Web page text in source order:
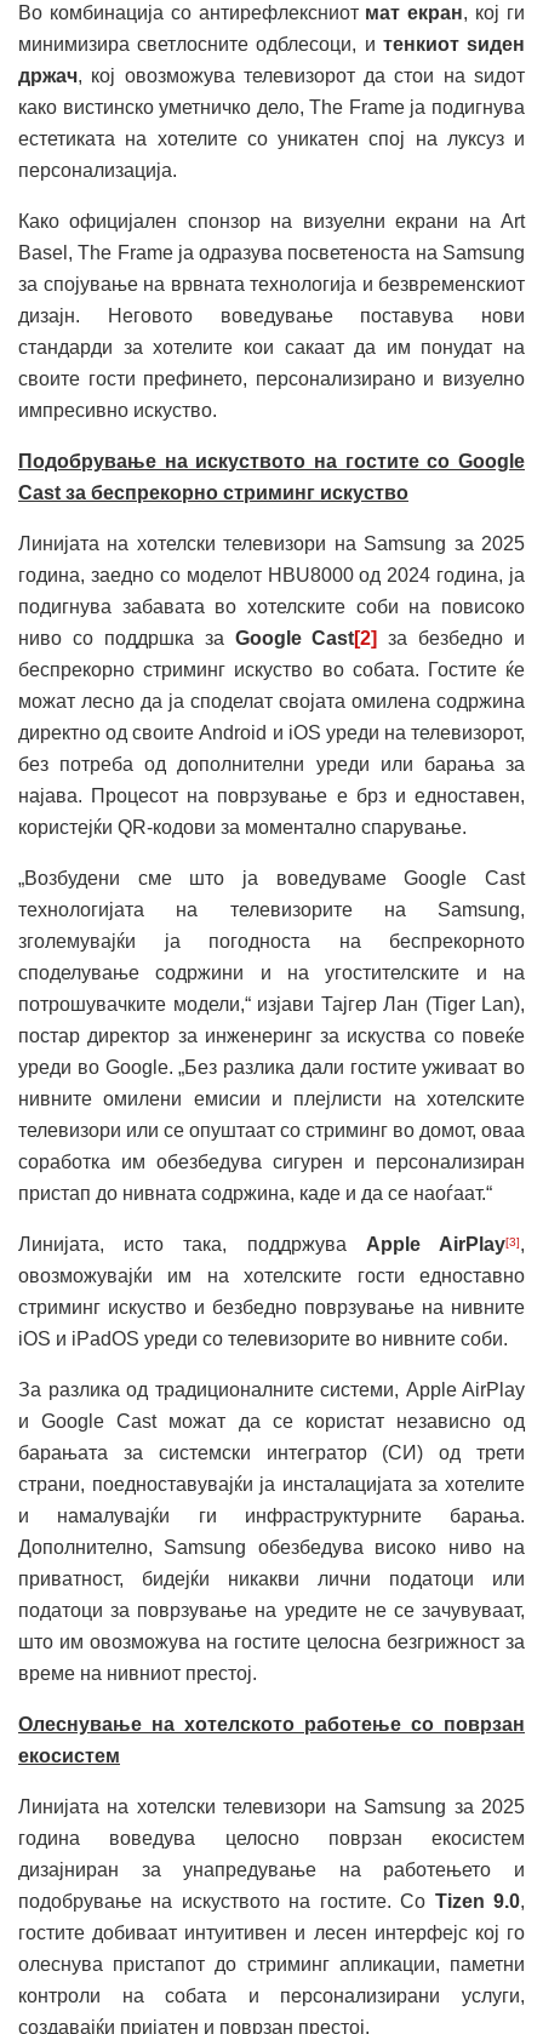
Во комбинација со антирефлексниот мат екран, кој ги
минимизира светлосните одблесоци, и тенкиотѕиден
држач, кој овозможува телевизорот да стои на ѕидот
како вистинско уметничко дело, The Frame ја подигнува
естетиката на хотелите со уникатен спој на луксуз и
персонализација.
Како официјален спонзор на визуелни екрани на Art
Basel, The Frame ја одразува посветеноста на Samsung
за спојување на врвната технологија и безвременскиот
дизајн. Неговото воведување поставува нови
стандарди за хотелите кои сакаат да им понудат на
своите гости префинето, персонализирано и визуелно
импресивно искуство.
Подобрување на искуството на гостите со Google
Cast за беспрекорно стриминг искуство
Линијата на хотелски телевизори на Samsung за 2025
година, заедно со моделот HBU8000 од 2024 година, ја
подигнува забавата во хотелските соби на повисоко
ниво со поддршка за Google Cast[2]
за безбедно и
беспрекорно стриминг искуство во собата. Гостите ќе
можат лесно да ја споделат својата омилена содржина
директно од своите Android и iOS уреди на телевизорот,
без потреба од дополнителни уреди или барања за
најава. Процесот на поврзување е брз и едноставен,
користејќи QR-кодови за моментално спарување.
„Возбудени сме што ја воведуваме Google Cast
технологијата на телевизорите на Samsung,
зголемувајќи ја погодноста на беспрекорното
споделување содржини и на угостителските и на
потрошувачките модели,“ изјави Тајгер Лан (Tiger Lan),
постар директор за инженеринг за искуства со повеќе
уреди во Google. „Без разлика дали гостите уживаат во
нивните омилени емисии и плејлисти на хотелските
телевизори или се опуштаат со стриминг во домот, оваа
соработка им обезбедува сигурен и персонализиран
пристап до нивната содржина, каде и да се наоѓаат.“
Линијата, исто така, поддржува Apple AirPlay[3],
овозможувајќи им на хотелските гости едноставно
стриминг искуство и безбедно поврзување на нивните
iOS и iPadOS уреди со телевизорите во нивните соби.
За разлика од традиционалните системи, Apple AirPlay
и Google Cast можат да се користат независно од
барањата за системски интегратор (СИ) од трети
страни, поедноставувајќи ја инсталацијата за хотелите
и намалувајќи ги инфраструктурните барања.
Дополнително, Samsung обезбедува високо ниво на
приватност, бидејќи никакви лични податоци или
податоци за поврзување на уредите не се зачувуваат,
што им овозможува на гостите целосна безгрижност за
време на нивниот престој.
Олеснување на хотелското работење со поврзан
екосистем
Линијата на хотелски телевизори на Samsung за 2025
година воведува целосно поврзан екосистем
дизајниран за унапредување на работењето и
подобрување на искуството на гостите. Со Tizen 9.0,
гостите добиваат интуитивен и лесен интерфејс кој го
олеснува пристапот до стриминг апликации, паметни
контроли на собата и персонализирани услуги,
создавајќи пријатен и поврзан престој.